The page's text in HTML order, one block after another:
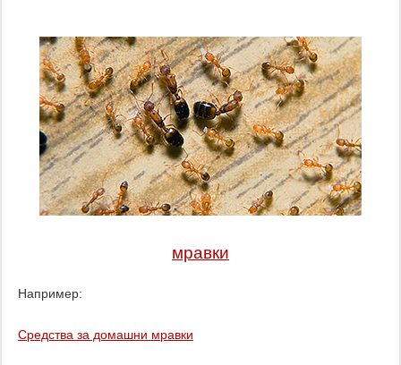
мравки
Например:
Средства за домашни мравки